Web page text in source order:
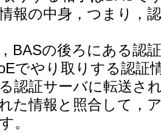
報の中身，つまり，
BASの後ろにある認
でやり取りする認証
認証サーバに転送さ
た情報と照合して，
。